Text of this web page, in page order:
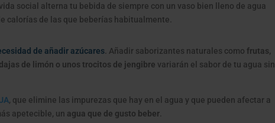
social alterna tu bebida de siempre con un vaso bien lleno de agua
calorías de las que beberías habitualmente.
de añadir azúcares . Añadir saborizantes naturales comofrutas,
de limón o unos trocitos de jengibre variarán el sabor de tu agua sin
, que elimine las impurezas que hay en el agua y que pueden afectar a
apetecible, un agua que de gusto beber